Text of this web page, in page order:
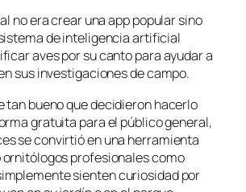
no era crear una app popular sino
de inteligencia artificial
aves por su canto para ayudar a
sus investigaciones de campo.
tan bueno que decidieron hacerlo
gratuita para el público general,
se convirtió en una herramienta
profesionales como
sienten curiosidad por